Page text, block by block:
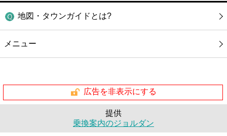
地図・タウンガイドとは?
メニュー
広告を非表示にする
提供
乗換案内のジョルダン